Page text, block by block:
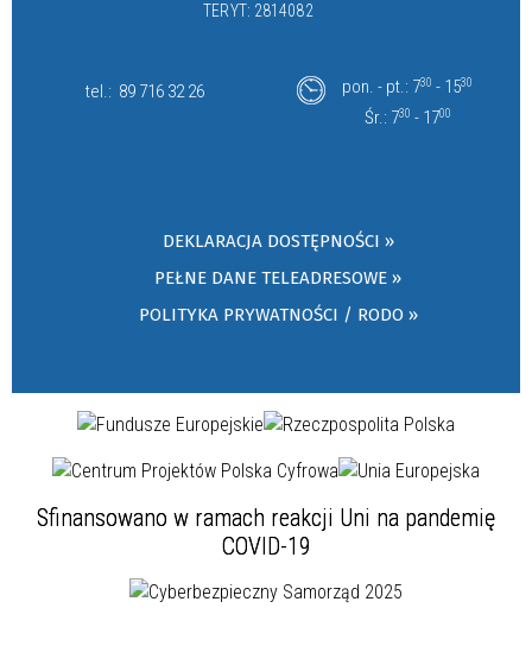
TERYT: 2814082
tel.: 89 716 32 26 pon. - pt.: 730 - 1530
Śr.: 730 - 1700
DEKLARACJA DOSTĘPNOŚCI »
PEŁNE DANE TELEADRESOWE »
POLITYKA PRYWATNOŚCI / RODO »
Sfinansowano w ramach reakcji Uni na pandemię
COVID-19